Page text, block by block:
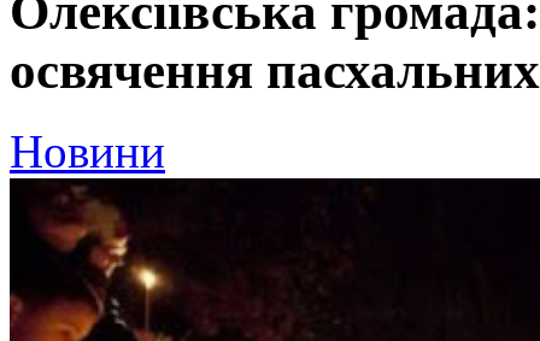
Олексіївська
освячення
Новини